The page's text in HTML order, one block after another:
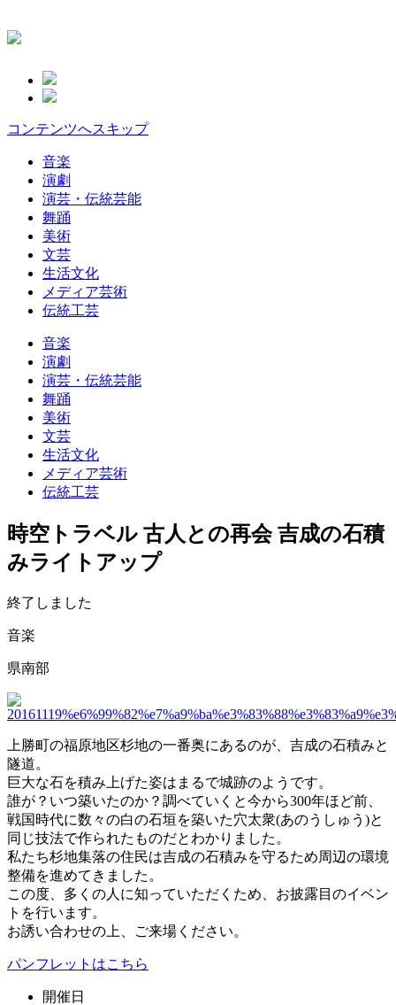
コンテンツへスキップ
音楽
演劇
演芸・伝統芸能
舞踊
美術
文芸
生活文化
メディア芸術
伝統工芸
音楽
演劇
演芸・伝統芸能
舞踊
美術
文芸
生活文化
メディア芸術
伝統工芸
時空トラベル 古人との再会 吉成の石積
みライトアップ
終了しました
音楽
県南部
上勝町の福原地区杉地の一番奥にあるのが、吉成の石積みと
隧道。
巨大な石を積み上げた姿はまるで城跡のようです。
誰が？いつ築いたのか？調べていくと今から300年ほど前、
戦国時代に数々の白の石垣を築いた穴太衆(あのうしゅう)と
同じ技法で作られたものだとわかりました。
私たち杉地集落の住民は吉成の石積みを守るため周辺の環境
整備を進めてきました。
この度、多くの人に知っていただくため、お披露目のイベン
トを行います。
お誘い合わせの上、ご来場ください。
パンフレットはこちら
開催日